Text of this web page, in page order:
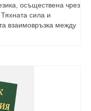
осъществена чрез
сила и
взаимовръзка между